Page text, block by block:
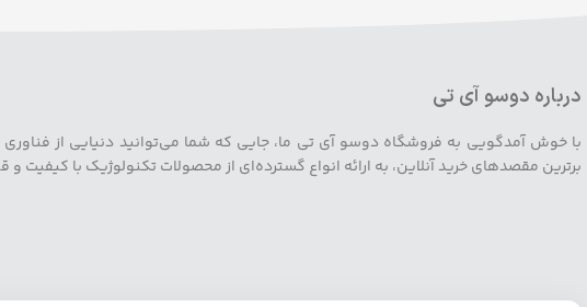
درباره دوسو آی تی
با خوش آمدگویی به فروشگاه دوسو آی تی ما، جایی که شما می‌توانید دنیایی از فناوری
برترین مقصدهای خرید آنلاین، به ارائه انواع گسترده‌ای از محصولات تکنولوژیک با کیفیت